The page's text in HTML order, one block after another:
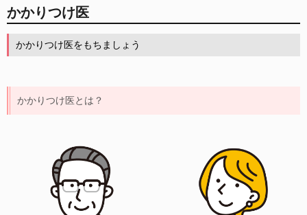
かかりつけ医
かかりつけ医をもちましょう
かかりつけ医とは？